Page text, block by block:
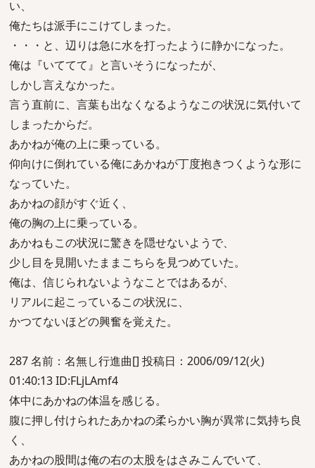
い、
俺たちは派手にこけてしまった。
・・・と、辺りは急に水を打ったように静かになった。
俺は『いててて』と言いそうになったが、
しかし言えなかった。
言う直前に、言葉も出なくなるようなこの状況に気付いて
しまったからだ。
あかねが俺の上に乗っている。
仰向けに倒れている俺にあかねが丁度抱きつくような形に
なっていた。
あかねの顔がすぐ近く、
俺の胸の上に乗っている。
あかねもこの状況に驚きを隠せないようで、
少し目を見開いたままこちらを見つめていた。
俺は、信じられないようなことではあるが、
リアルに起こっているこの状況に、
かつてないほどの興奮を覚えた。
287 名前：名無し行進曲[] 投稿日：2006/09/12(火)
01:40:13 ID:FLjLAmf4
体中にあかねの体温を感じる。
腹に押し付けられたあかねの柔らかい胸が異常に気持ち良
く、
あかねの股間は俺の右の太股をはさみこんでいて、